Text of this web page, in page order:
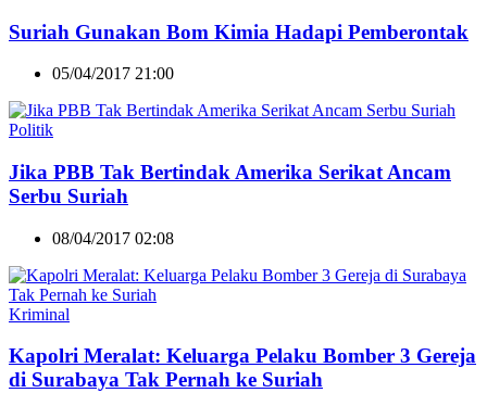
Suriah Gunakan Bom Kimia Hadapi Pemberontak
05/04/2017 21:00
Politik
Jika PBB Tak Bertindak Amerika Serikat Ancam
Serbu Suriah
08/04/2017 02:08
Kriminal
Kapolri Meralat: Keluarga Pelaku Bomber 3 Gereja
di Surabaya Tak Pernah ke Suriah